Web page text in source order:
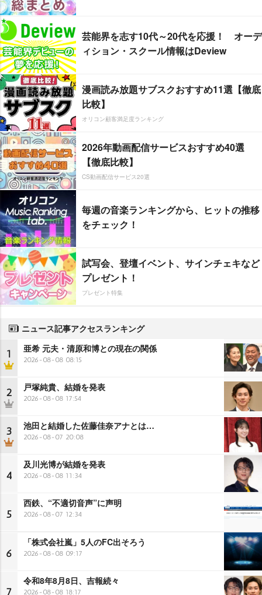
芸能界を志す10代～20代を応援！ オーデ
ィション・スクール情報はDeview
漫画読み放題サブスクおすすめ11選【徹底
比較】
オリコン顧客満足度ランキング
2026年動画配信サービスおすすめ40選
【徹底比較】
CS動画配信サービス20選
毎週の音楽ランキングから、ヒットの推移
をチェック！
試写会、登壇イベント、サインチェキなど
プレゼント！
プレゼント特集
ニュース記事アクセスランキング
1 亜希 元夫・清原和博との現在の関係
2026-08-08 08:15
2 戸塚純貴、結婚を発表
2026-08-08 17:54
3 池田と結婚した佐藤佳奈アナとは…
2026-08-07 20:08
4
及川光博が結婚を発表
2026-08-08 11:34
5
西鉄、“不適切音声”に声明
2026-08-07 12:34
6
「株式会社嵐」5人のFC出そろう
2026-08-08 09:17
7
令和8年8月8日、吉報続々
2026-08-08 18:17